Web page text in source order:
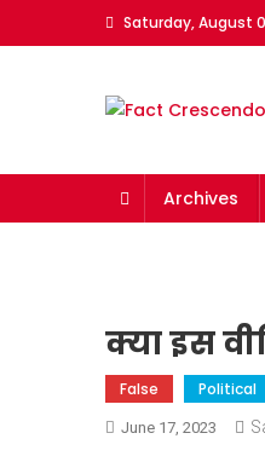
to
Saturday, August
Archives
क्या इस
False Political
June 17, 2023